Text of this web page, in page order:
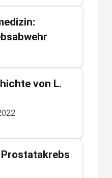
von L.
Prostatakrebs